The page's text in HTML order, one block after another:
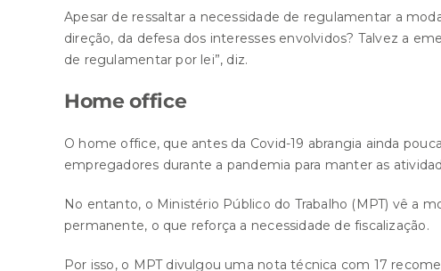
Apesar de ressaltar a necessidade de regulamentar a
direção, da defesa dos interesses envolvidos? Talvez a
de regulamentar por lei”, diz.
Home office
O home office, que antes da Covid-19 abrangia ainda
empregadores durante a pandemia para manter as
No entanto, o Ministério Público do Trabalho (MPT) vê a
permanente, o que reforça a necessidade de fiscalização.
Por isso, o MPT divulgou uma nota técnica com 17